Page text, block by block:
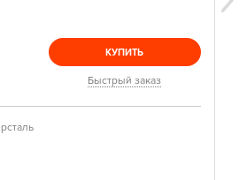
КУПИТЬ
Быстрый заказ